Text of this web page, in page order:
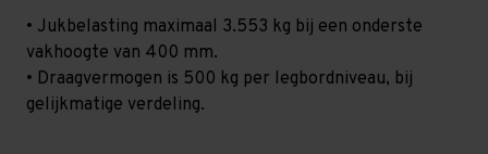
• Jukbelasting maximaal 3.553 kg bij een onderste
vakhoogte van 400 mm.
• Draagvermogen is 500 kg per legbordniveau, bij
gelijkmatige verdeling.